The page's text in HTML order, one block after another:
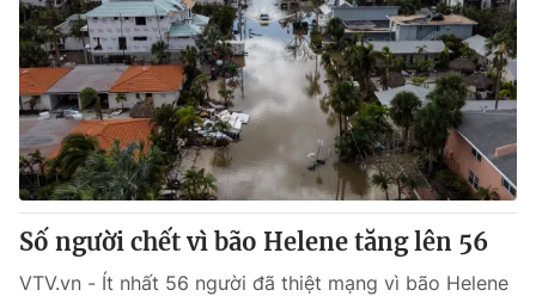
Số người chết vì bão Helene tăng lên 56
VTV.vn - Ít nhất 56 người đã thiệt mạng vì bão Helene